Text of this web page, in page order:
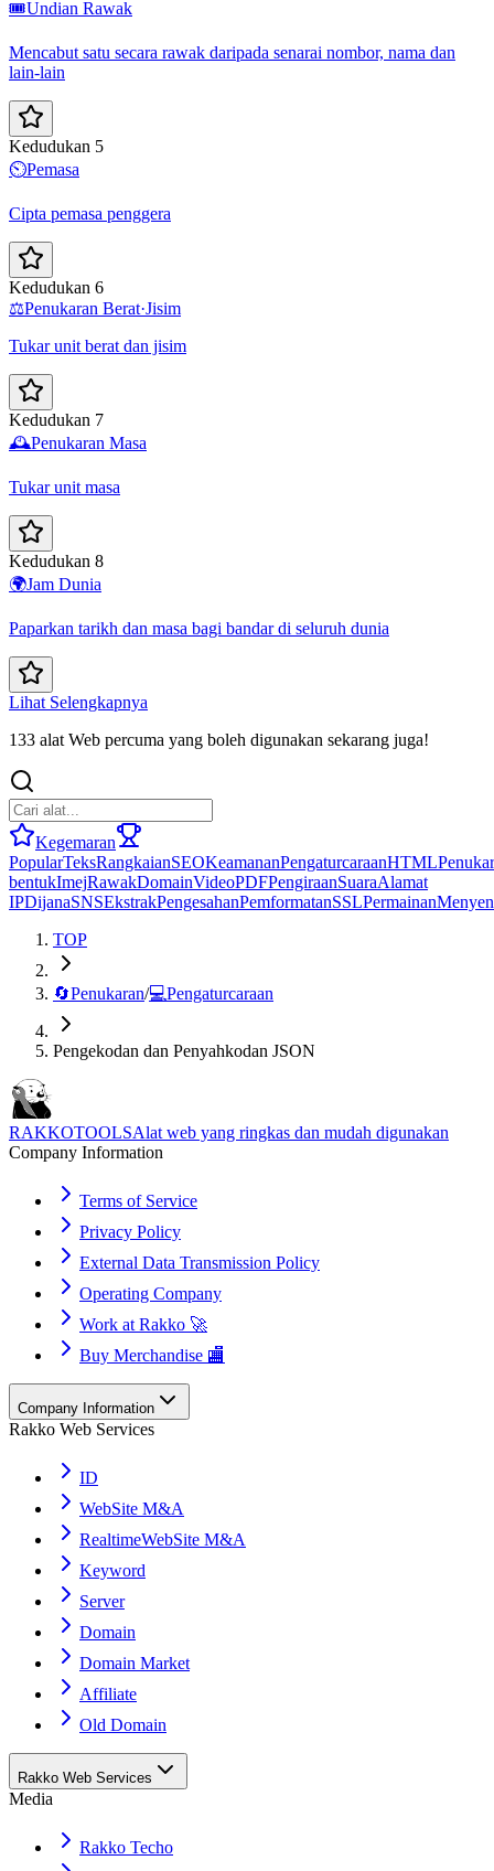
🎟️Undian Rawak
Mencabut satu secara rawak daripada senarai nombor, nama dan
lain-lain
Kedudukan 5
⏲️Pemasa
Cipta pemasa penggera
Kedudukan 6
⚖️Penukaran Berat·Jisim
Tukar unit berat dan jisim
Kedudukan 7
🕰️Penukaran Masa
Tukar unit masa
Kedudukan 8
🌍Jam Dunia
Paparkan tarikh dan masa bagi bandar di seluruh dunia
Lihat Selengkapnya
133 alat Web percuma yang boleh digunakan sekarang juga!
Kegemaran
PopularTeksRangkaianSEOKeamananPengaturcaraanHTML
bentukImejRawakDomainVideoPDFPengiraanSuaraAlamat
IPDijanaSNSEkstrakPengesahanPemformatanSSLPermainan
TOP
🔄Penukaran/💻Pengaturcaraan
Pengekodan dan Penyahkodan JSON
RAKKOTOOLSAlat web yang ringkas dan mudah digunakan
Company Information
Terms of Service
Privacy Policy
External Data Transmission Policy
Operating Company
Work at Rakko 🚀
Buy Merchandise 🏬
Company Information
Rakko Web Services
ID
WebSite M&A
RealtimeWebSite M&A
Keyword
Server
Domain
Domain Market
Affiliate
Old Domain
Rakko Web Services
Media
Rakko Techo